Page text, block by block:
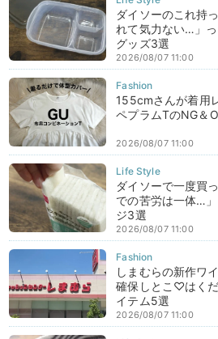
ダイソーのこれ持
れて気力ない…」
グッズ3選
2026/08/07 11:00
155cmさんが着用
ペプラムTのNG＆
2026/08/07 11:00
ダイソーで一度買
での苦労は一体…
ジ3選
2026/08/07 11:00
しまむらの新作ワ
確保しとこ♡はく
イテム5選
2026/08/07 11:00